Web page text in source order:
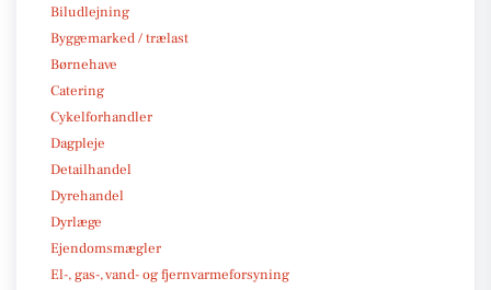
Biludlejning
Byggemarked / trælast
Børnehave
Catering
Cykelforhandler
Dagpleje
Detailhandel
Dyrehandel
Dyrlæge
Ejendomsmægler
El-, gas-, vand- og fjernvarmeforsyning